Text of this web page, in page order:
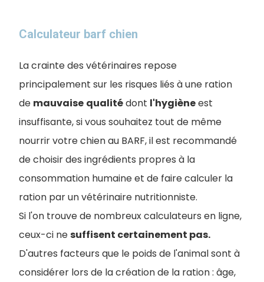
Calculateur barf chien
La crainte des vétérinaires repose
principalement sur les risques liés à une ration
de mauvaise qualitédont l'hygièneest
insuffisante, si vous souhaitez tout de même
nourrir votre chien au BARF, il est recommandé
de choisir des ingrédients propres à la
consommation humaine et de faire calculer la
ration par un vétérinaire nutritionniste.
Si l'on trouve de nombreux calculateurs en ligne,
ceux-ci nesuffisent certainement pas.
D'autres facteurs que le poids de l'animal sont à
considérer lors de la création de la ration : âge,